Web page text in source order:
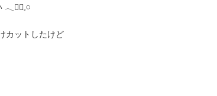
𓂃❁⃘𓈒𓏸
カットしたけど